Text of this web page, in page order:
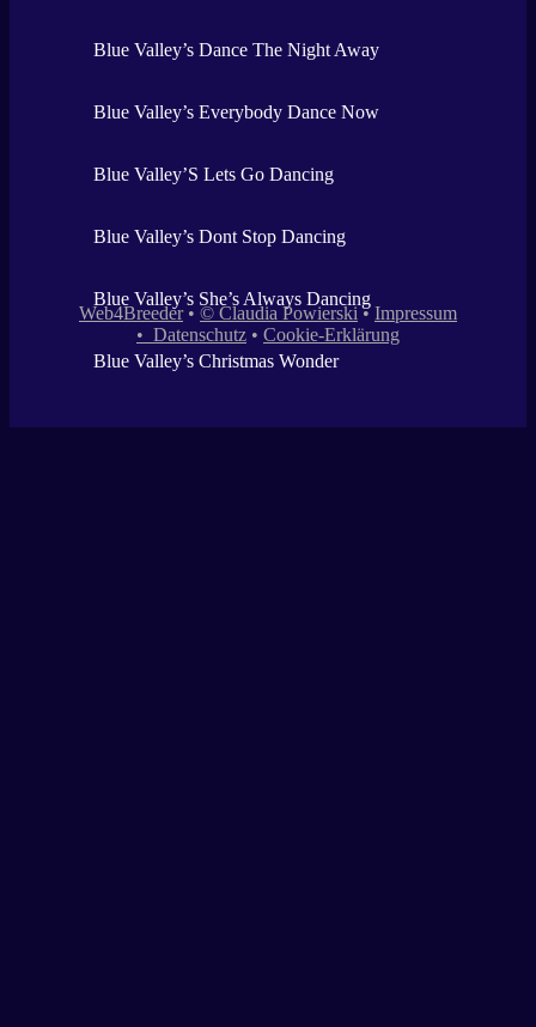
Blue Valley’s Dance The Night Away
Blue Valley’s Everybody Dance Now
Blue Valley’S Lets Go Dancing
Blue Valley’s Dont Stop Dancing
Blue Valley’s She’s Always Dancing
Blue Valley’s Christmas Wonder
Web4Breeder• © Claudia Powierski •Impressum
• Datenschutz • Cookie-Erklärung